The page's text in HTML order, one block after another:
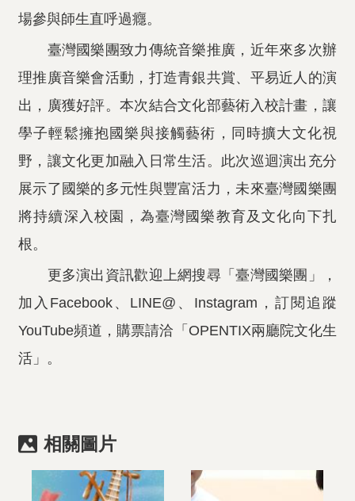
場參與師生直呼過癮。
臺灣國樂團致力傳統音樂推廣，近年來多次辦
理推廣音樂會活動，打造青銀共賞、平易近人的演
出，廣獲好評。本次結合文化部藝術入校計畫，讓
學子輕鬆擁抱國樂與接觸藝術，同時擴大文化視
野，讓文化更加融入日常生活。此次巡迴演出充分
展示了國樂的多元性與豐富活力，未來臺灣國樂團
將持續深入校園，為臺灣國樂教育及文化向下扎
根。
更多演出資訊歡迎上網搜尋「臺灣國樂團」，
加入Facebook、LINE@、Instagram，訂閱追蹤
YouTube頻道，購票請洽「OPENTIX兩廳院文化生
活」。
相關圖片